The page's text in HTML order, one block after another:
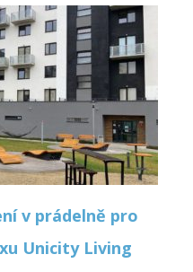
v prádelně pro
Unicity Living